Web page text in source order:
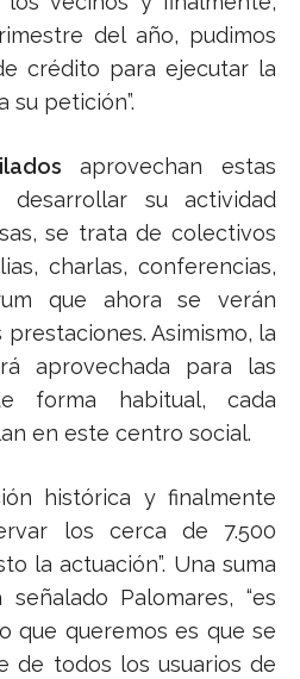
del año, pudimos
crédito para ejecutar la
su petición”.
aprovechan estas
desarrollar su actividad
se trata de colectivos
charlas, conferencias,
que ahora se verán
Asimismo, la
aprovechada para las
forma habitual, cada
en este centro social.
histórica y finalmente
los cerca de 7.500
la actuación”. Una suma
Palomares, “es
que queremos es que se
de todos los usuarios de